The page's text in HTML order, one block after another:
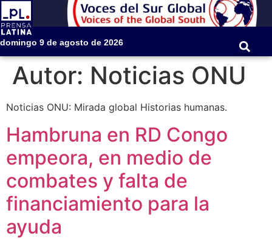
domingo 9 de agosto de 2026
Autor: Noticias ONU
Noticias ONU: Mirada global Historias humanas.
Hambruna en RD Congo
empeora, en medio de
combates y falta de
financiamiento para la
ayuda